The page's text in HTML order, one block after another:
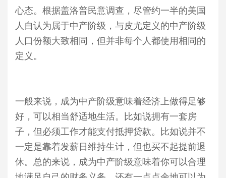
心态。根据盖洛普民意调查，尽管约一半的美国
人自认为属于中产阶级，与皮尤定义的中产阶级
人口份额大致相同，但并非每个人都使用相同的
定义。
一般来说，成为中产阶级意味着经济上做得足够
好，可以相当舒适地生活。比如说拥有一套房
子，但必须工作才能支付抵押贷款。比如说并不
一定是靠着发薪日维持生计，但也买不起提前退
休。总的来说，成为中产阶级意味着你可以合理